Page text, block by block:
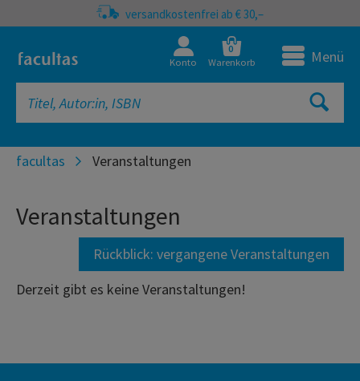
versandkostenfrei ab € 30,–
Konto
0
Warenkorb Menü
facultas Veranstaltungen
Veranstaltungen
Rückblick: vergangene Veranstaltungen
Derzeit gibt es keine Veranstaltungen!